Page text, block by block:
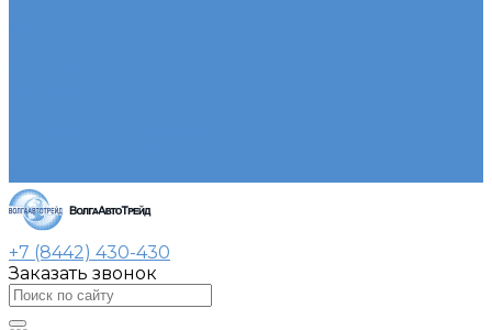
+7 (8442) 430-430
Заказать звонок